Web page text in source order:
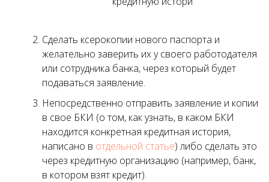
Сделать ксерокопии нового паспорта и
желательно заверить их у своего работодателя
или сотрудника банка, через который будет
подаваться заявление.
Непосредственно отправить заявление и копии
в свое БКИ (о том, как узнать, в каком БКИ
находится конкретная кредитная история,
написано в отдельной статье) либо сделать это
через кредитную организацию (например, банк,
в котором взят кредит).